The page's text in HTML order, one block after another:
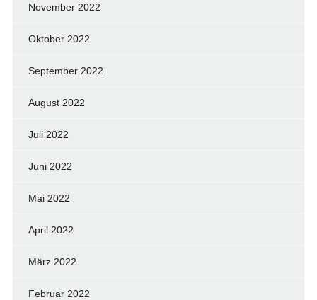
November 2022
Oktober 2022
September 2022
August 2022
Juli 2022
Juni 2022
Mai 2022
April 2022
März 2022
Februar 2022